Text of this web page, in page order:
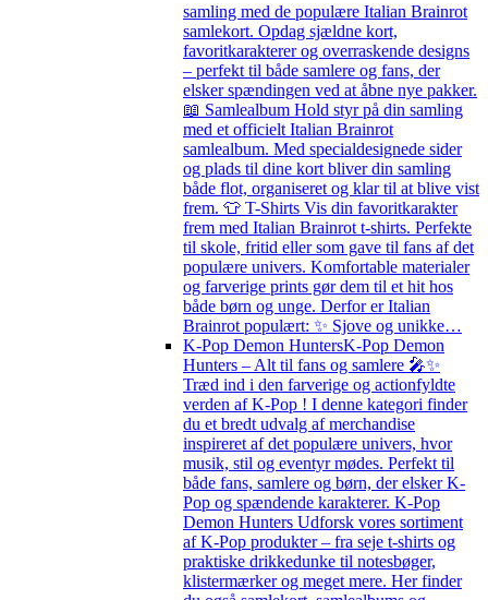
samling med de populære Italian Brainrot
samlekort. Opdag sjældne kort,
favoritkarakterer og overraskende designs
– perfekt til både samlere og fans, der
elsker spændingen ved at åbne nye pakker.
📖 Samlealbum Hold styr på din samling
med et officielt Italian Brainrot
samlealbum. Med specialdesignede sider
og plads til dine kort bliver din samling
både flot, organiseret og klar til at blive vist
frem. 👕 T-Shirts Vis din favoritkarakter
frem med Italian Brainrot t-shirts. Perfekte
til skole, fritid eller som gave til fans af det
populære univers. Komfortable materialer
og farverige prints gør dem til et hit hos
både børn og unge. Derfor er Italian
Brainrot populært: ✨ Sjove og unikke…
K-Pop Demon HuntersK-Pop Demon
Hunters – Alt til fans og samlere 🎤✨
Træd ind i den farverige og actionfyldte
verden af K-Pop ! I denne kategori finder
du et bredt udvalg af merchandise
inspireret af det populære univers, hvor
musik, stil og eventyr mødes. Perfekt til
både fans, samlere og børn, der elsker K-
Pop og spændende karakterer. K-Pop
Demon Hunters Udforsk vores sortiment
af K-Pop produkter – fra seje t-shirts og
praktiske drikkedunke til notesbøger,
klistermærker og meget mere. Her finder